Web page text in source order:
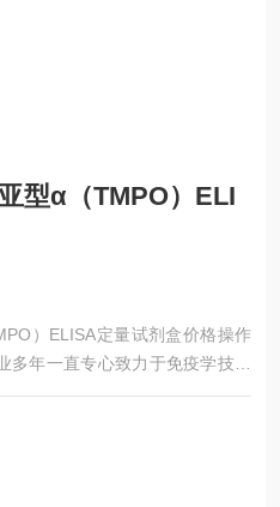
型α（TMPO）ELI
）ELISA定量试剂盒价格操作
年一直专心致力于免疫学技术
质量与专业的技术服务，赢得业
合作共赢。